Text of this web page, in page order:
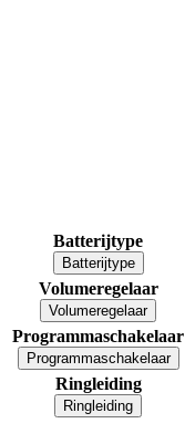
Batterijtype
Batterijtype
Volumeregelaar
Volumeregelaar
Programmaschakelaar
Programmaschakelaar
Ringleiding
Ringleiding